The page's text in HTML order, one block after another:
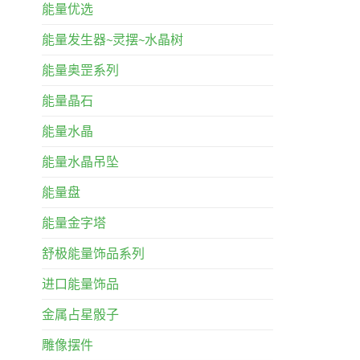
能量优选
能量发生器~灵摆~水晶树
能量奥罡系列
能量晶石
能量水晶
能量水晶吊坠
能量盘
能量金字塔
舒极能量饰品系列
进口能量饰品
金属占星骰子
雕像摆件